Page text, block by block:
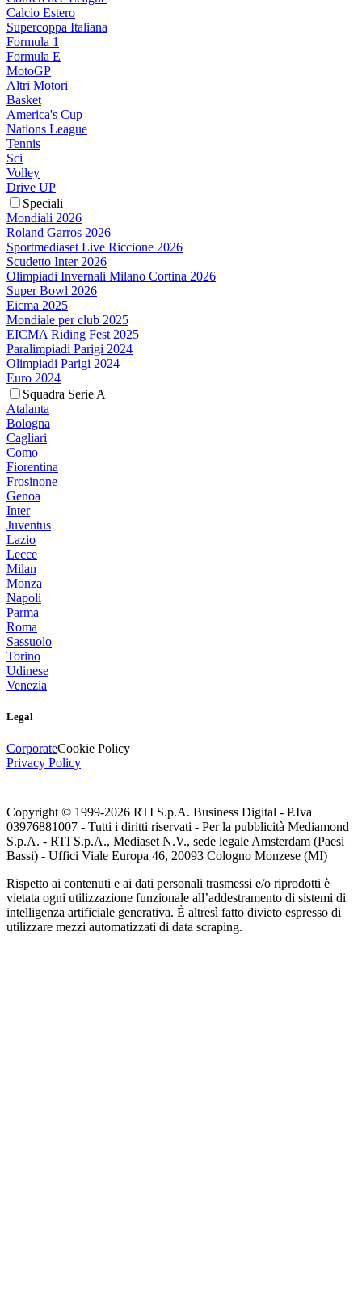
Calcio Estero
Supercoppa Italiana
Formula 1
Formula E
MotoGP
Altri Motori
Basket
America's Cup
Nations League
Tennis
Sci
Volley
Drive UP
Speciali
Mondiali 2026
Roland Garros 2026
Sportmediaset Live Riccione 2026
Scudetto Inter 2026
Olimpiadi Invernali Milano Cortina 2026
Super Bowl 2026
Eicma 2025
Mondiale per club 2025
EICMA Riding Fest 2025
Paralimpiadi Parigi 2024
Olimpiadi Parigi 2024
Euro 2024
Squadra Serie A
Atalanta
Bologna
Cagliari
Como
Fiorentina
Frosinone
Genoa
Inter
Juventus
Lazio
Lecce
Milan
Monza
Napoli
Parma
Roma
Sassuolo
Torino
Udinese
Venezia
Legal
CorporateCookie Policy
Privacy Policy
Copyright © 1999-2026 RTI S.p.A. Business Digital - P.Iva
03976881007 - Tutti i diritti riservati - Per la pubblicità Mediamond
S.p.A. - RTI S.p.A., Mediaset N.V., sede legale Amsterdam (Paesi
Bassi) - Uffici Viale Europa 46, 20093 Cologno Monzese (MI)
Rispetto ai contenuti e ai dati personali trasmessi e/o riprodotti è
vietata ogni utilizzazione funzionale all’addestramento di sistemi di
intelligenza artificiale generativa. È altresì fatto divieto espresso di
utilizzare mezzi automatizzati di data scraping.